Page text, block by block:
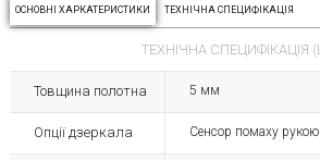
ОСНОВНІ ХАРКАТЕРИСТИКИ ТЕХНІЧНА СПЕЦИФІКАЦІЯ
ТЕХНІЧНА СПЕЦИФІКАЦІЯ
Товщина полотна 5 мм
Опції дзеркала Сенсор помаху рукою